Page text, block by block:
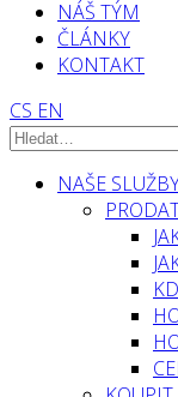
NÁŠ TÝM
ČLÁNKY
KONTAKT
CS EN
NAŠE